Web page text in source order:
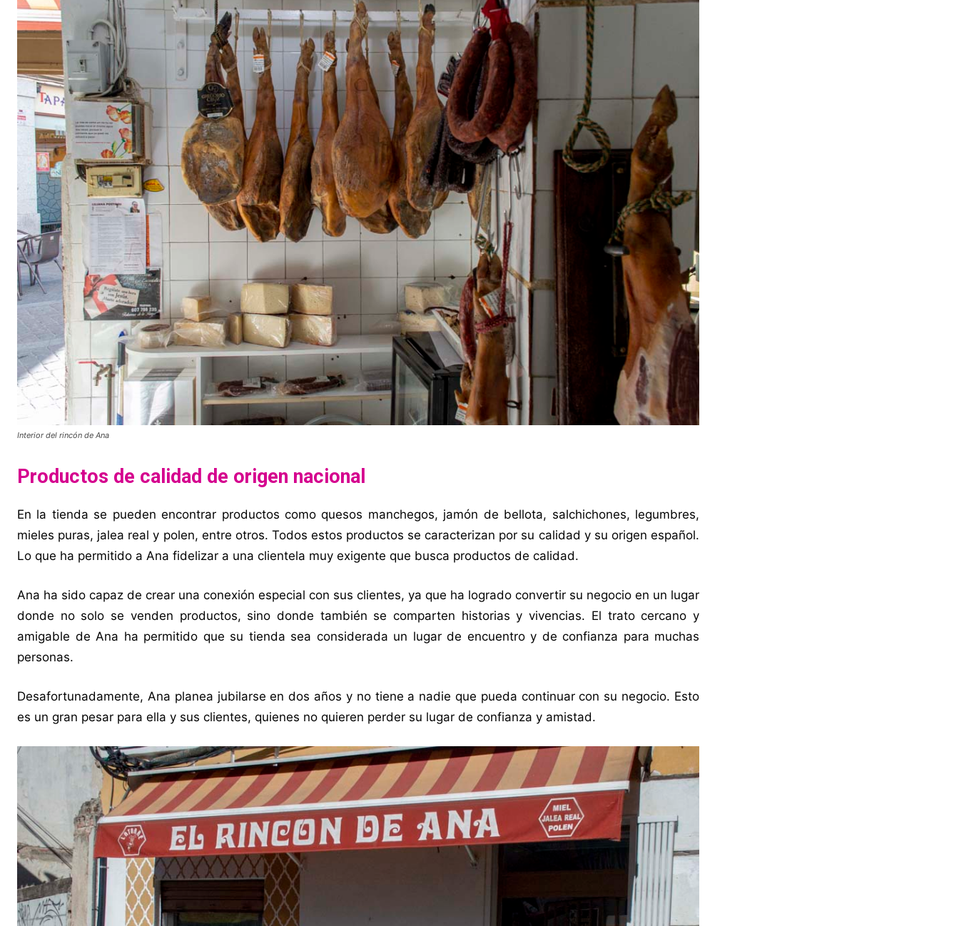
Interior del rincón de Ana
Productos de calidad de origen nacional
En la tienda se pueden encontrar productos como quesos manchegos, jamón de bellota, salchichones, legumbres,
mieles puras, jalea real y polen, entre otros. Todos estos productos se caracterizan por su calidad y su origen español.
Lo que ha permitido a Ana fidelizar a una clientela muy exigente que busca productos de calidad.
Ana ha sido capaz de crear una conexión especial con sus clientes, ya que ha logrado convertir su negocio en un lugar
donde no solo se venden productos, sino donde también se comparten historias y vivencias. El trato cercano y
amigable de Ana ha permitido que su tienda sea considerada un lugar de encuentro y de confianza para muchas
personas.
Desafortunadamente, Ana planea jubilarse en dos años y no tiene a nadie que pueda continuar con su negocio. Esto
es un gran pesar para ella y sus clientes, quienes no quieren perder su lugar de confianza y amistad.